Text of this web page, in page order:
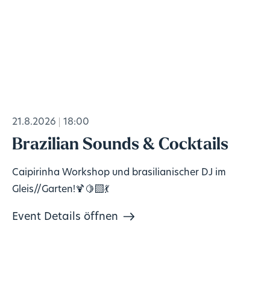
21.8.2026 18:00
Brazilian Sounds & Cocktails
Caipirinha Workshop und brasilianischer DJ im
Gleis//Garten!🍹🍋‍🟩💃
Event Details öffnen